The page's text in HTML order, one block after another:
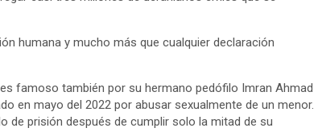
humana y mucho más que cualquier declaración
famoso también por su hermano pedófilo Imran Ahmad
en mayo del 2022 por abusar sexualmente de un menor.
de prisión después de cumplir solo la mitad de su